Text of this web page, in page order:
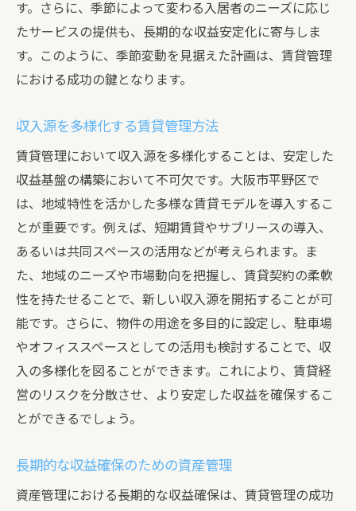
す。さらに、季節によって変わる入居者のニーズに応じ
たサービスの提供も、長期的な収益安定化に寄与しま
す。このように、季節変動を見据えた計画は、賃貸管理
における成功の鍵となります。
収入源を多様化する賃貸管理方法
賃貸管理において収入源を多様化することは、安定した
収益基盤の構築において不可欠です。大阪市平野区で
は、地域特性を活かした多様な賃貸モデルを導入するこ
とが重要です。例えば、短期賃貸やサブリースの導入、
あるいは共同スペースの活用などが考えられます。ま
た、地域のニーズや市場動向を把握し、賃貸契約の柔軟
性を持たせることで、新しい収入源を開拓することが可
能です。さらに、物件の用途を多目的に設定し、駐車場
やオフィススペースとしての活用も検討することで、収
入の多様化を図ることができます。これにより、賃貸経
営のリスクを分散させ、より安定した収益を確保するこ
とができるでしょう。
長期的な収益確保のための資産管理
資産管理における長期的な収益確保は、賃貸管理の成功